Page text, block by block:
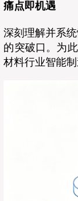
痛点即机遇
深刻理解并系
的突破口。为
材料行业智能